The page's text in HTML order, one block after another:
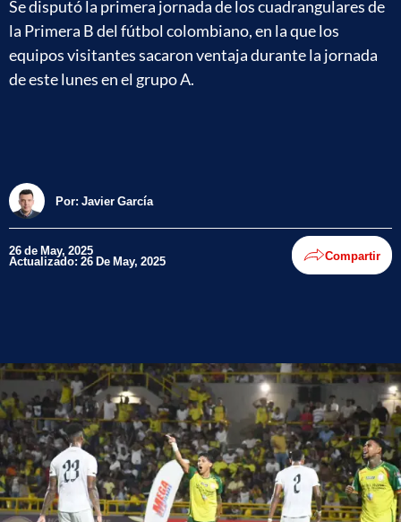
Se disputó la primera jornada de los cuadrangulares de
la Primera B del fútbol colombiano, en la que los
equipos visitantes sacaron ventaja durante la jornada
de este lunes en el grupo A.
Por: Javier García
26 de May, 2025
Actualizado: 26 De May, 2025 Compartir